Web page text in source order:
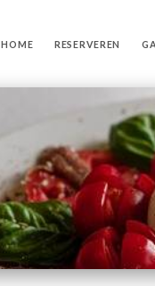
HOME RESERVEREN